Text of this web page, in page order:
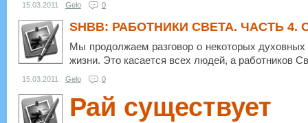
15.03.2011 Gelo 0
SHBB: РАБОТНИКИ СВЕТА. ЧАСТЬ 4.
Мы продолжаем разговор о некоторых
жизни. Это касается всех людей, а работников
15.03.2011 Gelo 0
Рай существует